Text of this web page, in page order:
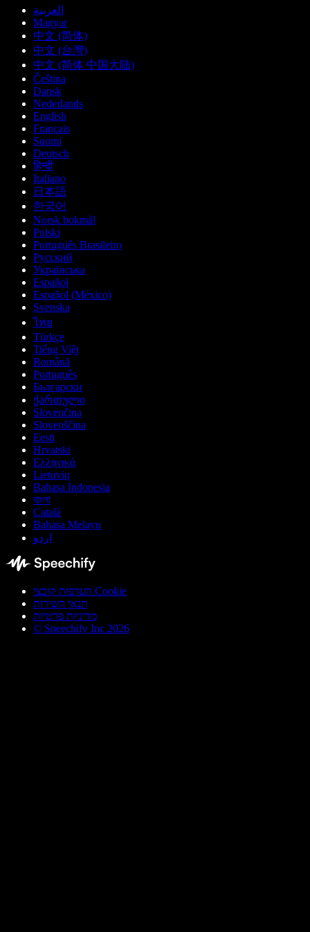
العربية
Magyar
中文 (简体)
中文 (台灣)
中文 (简体 中国大陆)
Čeština
Dansk
Nederlands
English
Français
Suomi
Deutsch
हिन्दी
Italiano
日本語
한국어
Norsk bokmål
Polski
Português Brasileiro
Русский
Українська
Español
Español (México)
Svenska
ไทย
Türkçe
Tiếng Việt
Română
Português
Български
ქართული
Slovenčina
Slovenščina
Eesti
Hrvatski
Ελληνικά
Lietuvių
Bahasa Indonesia
বাংলা
Català
Bahasa Melayu
اردو
העדפות קובצי Cookie
תנאי השירות
מדיניות פרטיות
© Speechify Inc 2026